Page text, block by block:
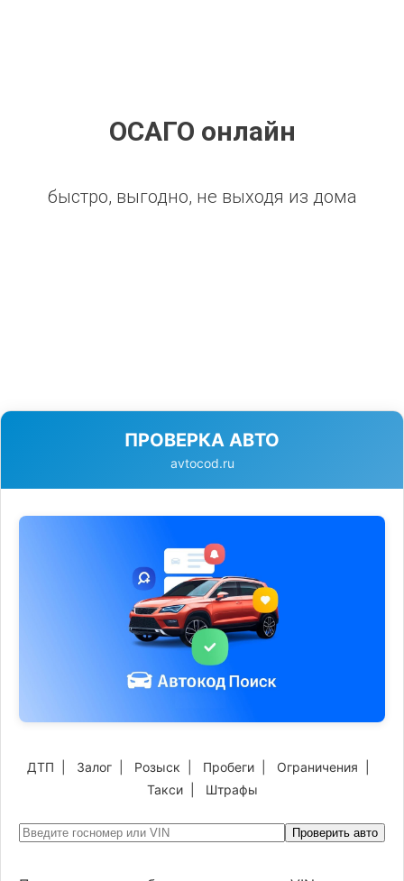
ОСАГО онлайн
быстро, выгодно, не выходя из дома
ПРОВЕРКА АВТО
avtocod.ru
ДТП Залог Розыск Пробеги Ограничения
Такси| Штрафы
Проверить авто